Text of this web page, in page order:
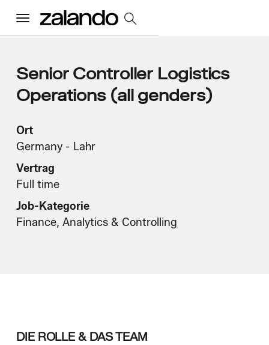
Menu
Alle Jobs
Startseite
Unsere Kultur
Vorteile und Benefits
Vielfalt und Inklusion
Nachhaltigkeit
Was wir tun
Job Kategorien
Early Careers
Wo wir arbeiten
Senior Controller Logistics
Operations (all genders)
Ort
Germany - Lahr
Vertrag
Full time
Job-Kategorie
Finance, Analytics & Controlling
DIE ROLLE & DAS TEAM